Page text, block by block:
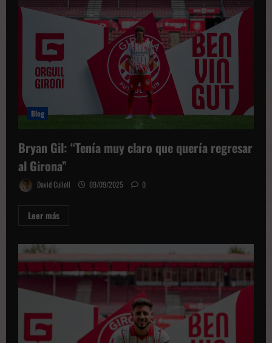
en
2026
Blog
Bryan Gil: “Tenía muy claro que quería regresar
al Girona”
David Cullell 09/09/2025 0
Leer másLeer
“Tenía
muy
claro
regresar